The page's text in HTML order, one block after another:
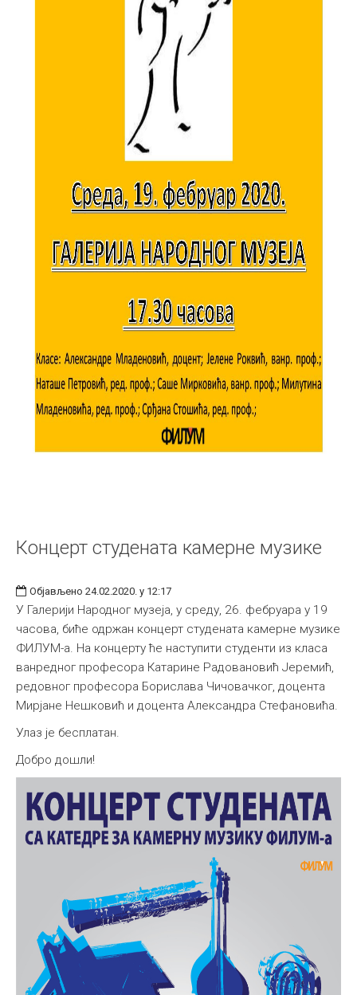
Концерт студената камерне музике
Објављено 24.02.2020. у 12:17
У Галерији Народног музеја, у среду, 26. фебруара у 19
часова, биће одржан концерт студената камерне музике
ФИЛУМ-а. На концерту ће наступити студенти из класа
ванредног професора Катарине Радовановић Јеремић,
редовног професора Борислава Чичовачког, доцента
Мирјане Нешковић и доцента Александра Стефановића.
Улаз је бесплатан.
Добро дошли!